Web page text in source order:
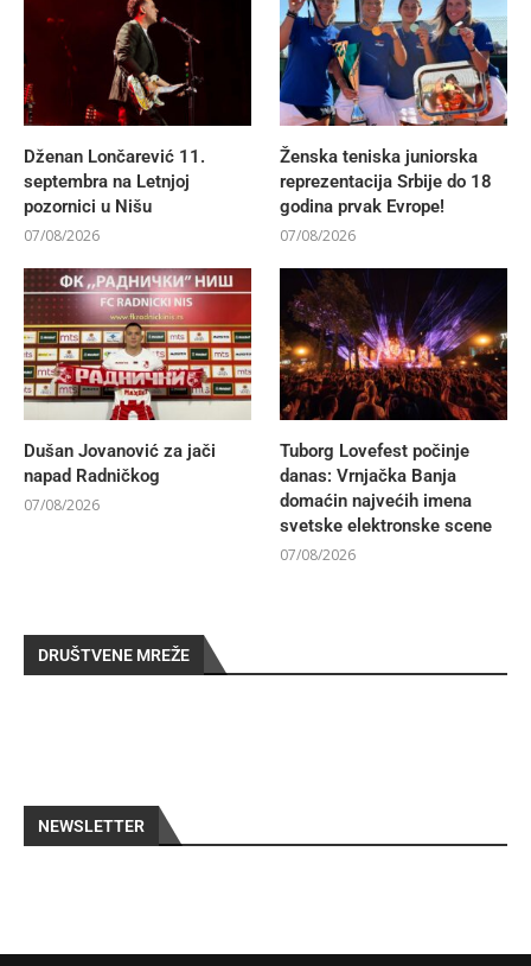
Dženan Lončarević 11.
septembra na Letnjoj
pozornici u Nišu
07/08/2026
Ženska teniska juniorska
reprezentacija Srbije do 18
godina prvak Evrope!
07/08/2026
Dušan Jovanović za jači
napad Radničkog
07/08/2026
Tuborg Lovefest počinje
danas: Vrnjačka Banja
domaćin najvećih imena
svetske elektronske scene
07/08/2026
DRUŠTVENE MREŽE
NEWSLETTER